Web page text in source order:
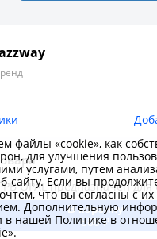
OPAL предназначен
освещения в
офисных и жилых
В корзину
888 ₽
файлы «cookie», как
для улучшения
услугами, путем
сайту. Если вы
что вы согласны с их
Дополнительную
в нашей Политике в